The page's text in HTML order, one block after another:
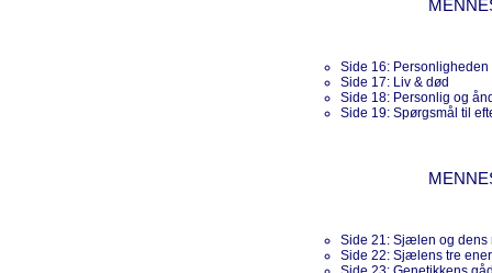
Side 16: Personligheden
Side 17: Liv & død
Side 18: Personlig og
Side 19: Spørgsmål til
Side 21: Sjælen og dens
Side 22: Sjælens tre